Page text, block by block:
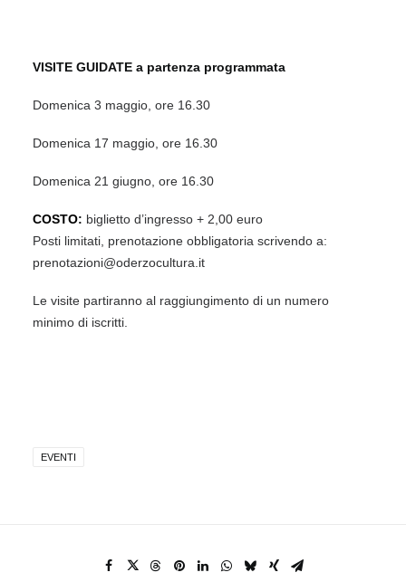
VISITE GUIDATE a partenza programmata
Domenica 3 maggio, ore 16.30
Domenica 17 maggio, ore 16.30
Domenica 21 giugno, ore 16.30
COSTO: biglietto d’ingresso + 2,00 euro
Posti limitati, prenotazione obbligatoria scrivendo a:
prenotazioni@oderzocultura.it
Le visite partiranno al raggiungimento di un numero
minimo di iscritti.
EVENTI